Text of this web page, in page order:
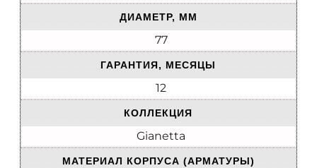
ДИАМЕТР, ММ
77
ГАРАНТИЯ, МЕСЯЦЫ
12
КОЛЛЕКЦИЯ
Gianetta
МАТЕРИАЛ КОРПУСА (АРМАТУРЫ)